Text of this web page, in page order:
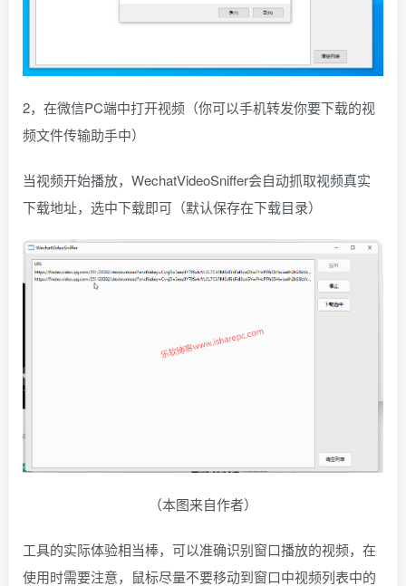
2，在微信PC端中打开视频（你可以手机转发你要下载的视
频文件传输助手中）
当视频开始播放，WechatVideoSniffer会自动抓取视频真实
下载地址，选中下载即可（默认保存在下载目录）
（本图来自作者）
工具的实际体验相当棒，可以准确识别窗口播放的视频，在
使用时需要注意，鼠标尽量不要移动到窗口中视频列表中的